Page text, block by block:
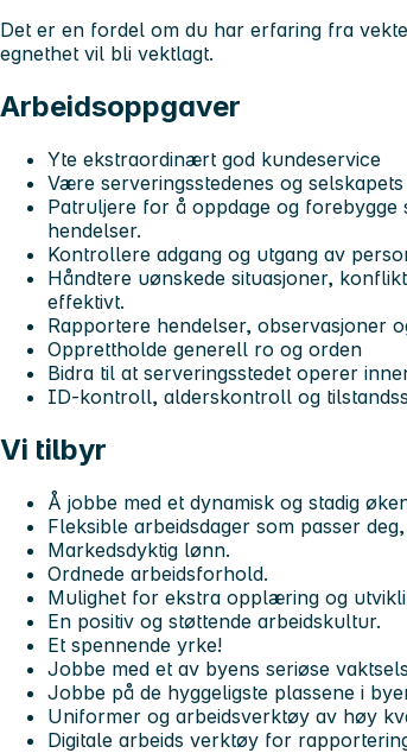
Det er en fordel om du har erfaring fra
egnethet vil bli vektlagt.
Arbeidsoppgaver
Yte ekstraordinært god kundeservice
Være serveringsstedenes og
Patruljere for å oppdage og
hendelser.
Kontrollere adgang og utgang av
Håndtere uønskede situasjoner,
effektivt.
Rapportere hendelser, observasjoner
Opprettholde generell ro og orden
Bidra til at serveringsstedet operer
ID-kontroll, alderskontroll og
Vi tilbyr
Å jobbe med et dynamisk og stadig
Fleksible arbeidsdager som passer
Markedsdyktig lønn.
Ordnede arbeidsforhold.
Mulighet for ekstra opplæring og
En positiv og støttende arbeidskultur.
Et spennende yrke!
Jobbe med et av byens seriøse
Jobbe på de hyggeligste plassene i
Uniformer og arbeidsverktøy av høy
Digitale arbeids verktøy for